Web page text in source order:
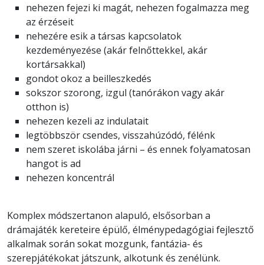
nehezen fejezi ki magát, nehezen fogalmazza meg
az érzéseit
nehezére esik a társas kapcsolatok
kezdeményezése (akár felnőttekkel, akár
kortársakkal)
gondot okoz a beilleszkedés
sokszor szorong, izgul (tanórákon vagy akár
otthon is)
nehezen kezeli az indulatait
legtöbbször csendes, visszahúzódó, félénk
nem szeret iskolába járni – és ennek folyamatosan
hangot is ad
nehezen koncentrál
Komplex módszertanon alapuló, elsősorban a
drámajáték kereteire épülő, élménypedagógiai fejlesztő
alkalmak során sokat mozgunk, fantázia- és
szerepjátékokat játszunk, alkotunk és zenélünk.